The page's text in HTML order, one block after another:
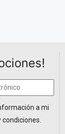
a mi
condiciones.